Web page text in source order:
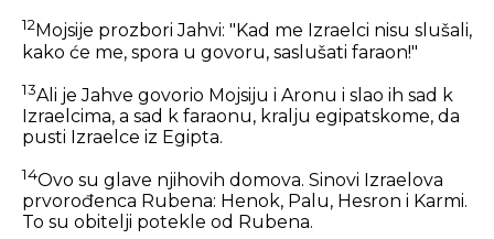
12Mojsije prozbori Jahvi: "Kad me Izraelci nisu slušali,
kako će me, spora u govoru, saslušati faraon!"
13Ali je Jahve govorio Mojsiju i Aronu i slao ih sad k
Izraelcima, a sad k faraonu, kralju egipatskome, da
pusti Izraelce iz Egipta.
14Ovo su glave njihovih domova. Sinovi Izraelova
prvorođenca Rubena: Henok, Palu, Hesron i Karmi.
To su obitelji potekle od Rubena.